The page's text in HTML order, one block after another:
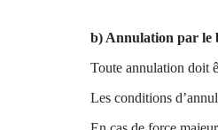
b) Annulation par le
Toute annulation doit
Les conditions